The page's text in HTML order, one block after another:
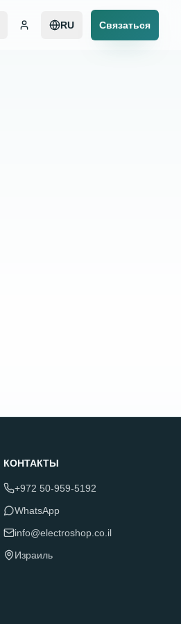
RU Связаться
КОНТАКТЫ
+972 50-959-5192
WhatsApp
info@electroshop.co.il
Израиль